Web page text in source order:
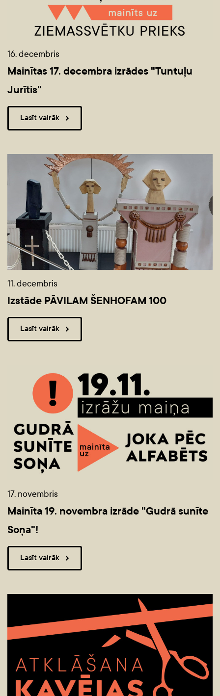
16. decembris
Mainītas 17. decembra izrādes "Tuntuļu
Jurītis"
Lasīt vairāk
11. decembris
Izstāde PĀVILAM ŠENHOFAM 100
Lasīt vairāk
17. novembris
Mainīta 19. novembra izrāde "Gudrā sunīte
Soņa"!
Lasīt vairāk